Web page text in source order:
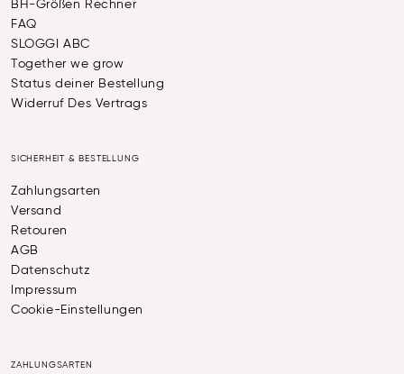
BH-Größen Rechner
FAQ
SLOGGI ABC
Together we grow
Status deiner Bestellung
Widerruf Des Vertrags
SICHERHEIT & BESTELLUNG
Zahlungsarten
Versand
Retouren
AGB
Datenschutz
Impressum
Cookie-Einstellungen
ZAHLUNGSARTEN